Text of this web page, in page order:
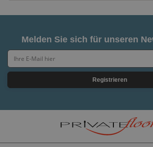
Melden Sie sich für unseren
Registrieren